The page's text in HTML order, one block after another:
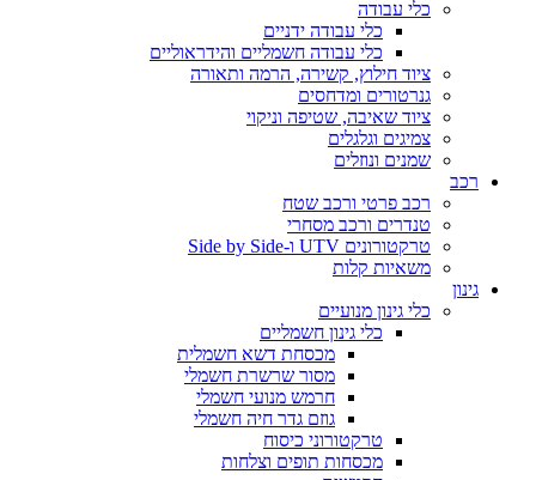
כלי עבודה
כלי עבודה ידניים
כלי עבודה חשמליים והידראוליים
ציוד חילוץ, קשירה, הרמה ותאורה
גנרטורים ומדחסים
ציוד שאיבה, שטיפה וניקוי
צמיגים וגלגלים
שמנים ונוזלים
רכב
רכב פרטי ורכב שטח
טנדרים ורכב מסחרי
טרקטורונים UTV ו-Side by Side
משאיות קלות
גינון
כלי גינון מנועיים
כלי גינון חשמליים
מכסחת דשא חשמלית
מסור שרשרת חשמלי
חרמש מנועי חשמלי
גוזם גדר חיה חשמלי
טרקטורוני כיסוח
מכסחות תופים וצלחות